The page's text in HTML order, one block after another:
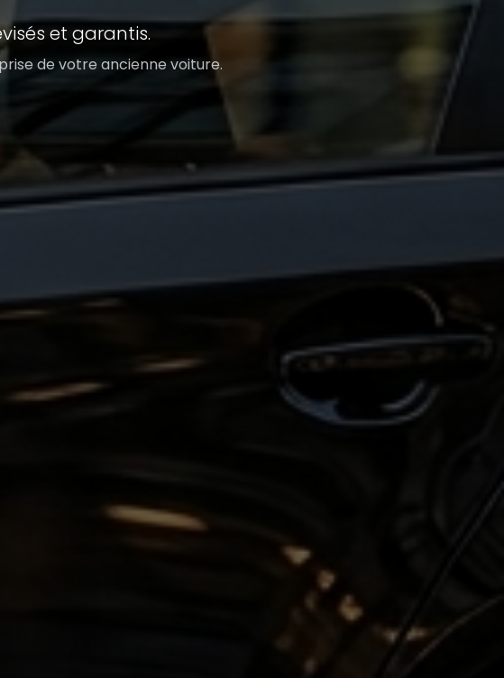
et garantis.
de votre ancienne voiture.